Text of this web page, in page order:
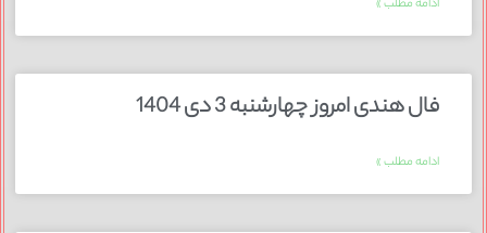
ادامه مطلب »
فال هندی امروز چهارشنبه 3 دی 1404
ادامه مطلب »